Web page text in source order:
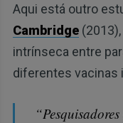
Aqui está outro
Cambridge(2013),
intrínseca entre
diferentes vacinas